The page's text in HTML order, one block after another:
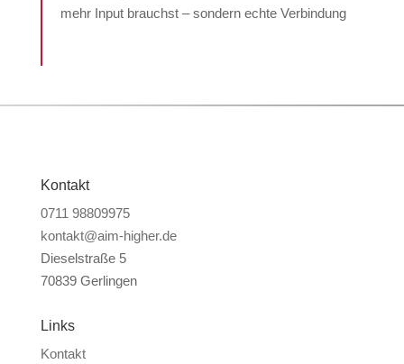
mehr Input brauchst – sondern echte Verbindung
Kontakt
0711 98809975
kontakt@aim-higher.de
Dieselstraße 5
70839 Gerlingen
Links
Kontakt